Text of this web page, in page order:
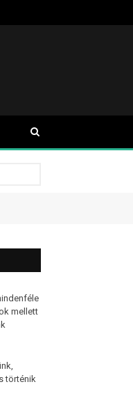
mellett
történik